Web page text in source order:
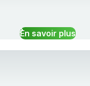
En savoir plus